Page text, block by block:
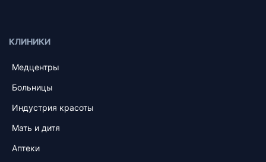
КЛИНИКИ
Медцентры
Больницы
Индустрия красоты
Мать и дитя
Аптеки